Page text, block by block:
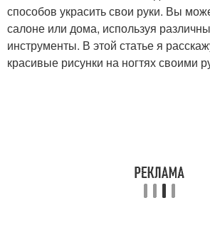
способов украсить свои руки. Вы
салоне или дома, используя
инструменты. В этой статье я
красивые рисунки на ногтях своими